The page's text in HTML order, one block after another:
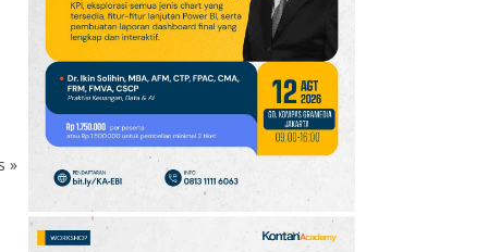
»
10 Jadwal Perempat Final
GOTF MLBB 2026: ONIC
dan Vitality Bersiap
Amankan Semifinal